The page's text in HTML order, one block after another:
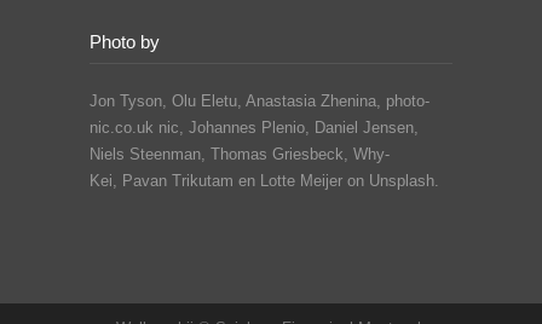
Photo by
Jon Tyson, Olu Eletu, Anastasia Zhenina, photo-
nic.co.uk nic, Johannes Plenio, Daniel Jensen,
Niels Steenman, Thomas Griesbeck, Why-
Kei, Pavan Trikutam en Lotte Meijer on Unsplash.